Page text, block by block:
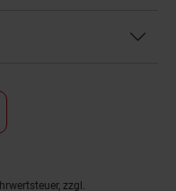
zzgl.